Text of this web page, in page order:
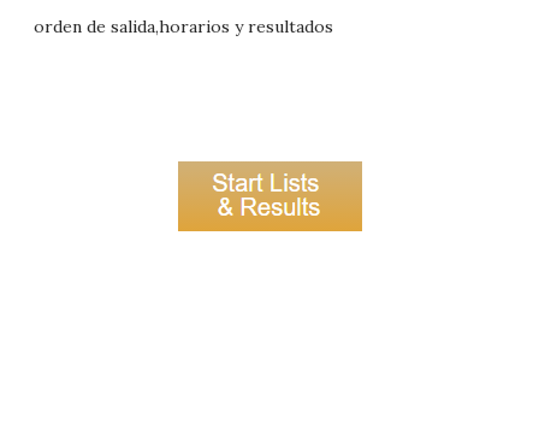
orden de salida,horarios y resultados